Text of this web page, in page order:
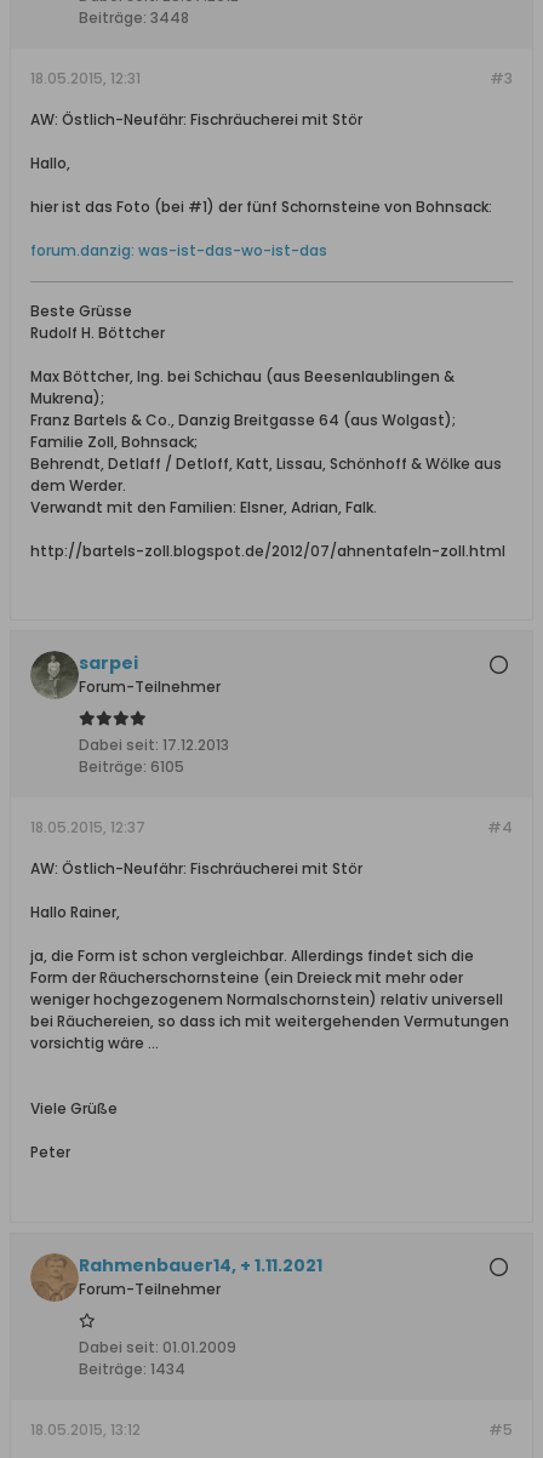
Beiträge: 3448
#3
18.05.2015, 12:31
AW: Östlich-Neufähr: Fischräucherei mit Stör
Hallo,
hier ist das Foto (bei #1) der fünf Schornsteine von Bohnsack:
forum.danzig: was-ist-das-wo-ist-das
Beste Grüsse
Rudolf H. Böttcher
Max Böttcher, Ing. bei Schichau (aus Beesenlaublingen &
Mukrena);
Franz Bartels & Co., Danzig Breitgasse 64 (aus Wolgast);
Familie Zoll, Bohnsack;
Behrendt, Detlaff / Detloff, Katt, Lissau, Schönhoff & Wölke aus
dem Werder.
Verwandt mit den Familien: Elsner, Adrian, Falk.
http://bartels-zoll.blogspot.de/2012/07/ahnentafeln-zoll.html
sarpei
Forum-Teilnehmer
Dabei seit: 17.12.2013
Beiträge: 6105
#4
18.05.2015, 12:37
AW: Östlich-Neufähr: Fischräucherei mit Stör
Hallo Rainer,
ja, die Form ist schon vergleichbar. Allerdings findet sich die
Form der Räucherschornsteine (ein Dreieck mit mehr oder
weniger hochgezogenem Normalschornstein) relativ universell
bei Räuchereien, so dass ich mit weitergehenden Vermutungen
vorsichtig wäre ...
Viele Grüße
Peter
Rahmenbauer14, + 1.11.2021
Forum-Teilnehmer
Dabei seit: 01.01.2009
Beiträge: 1434
#5
18.05.2015, 13:12